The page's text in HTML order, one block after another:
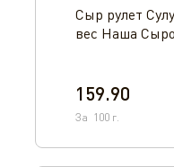
Сыр рулет
вес Наша
159.90
За 100 г.